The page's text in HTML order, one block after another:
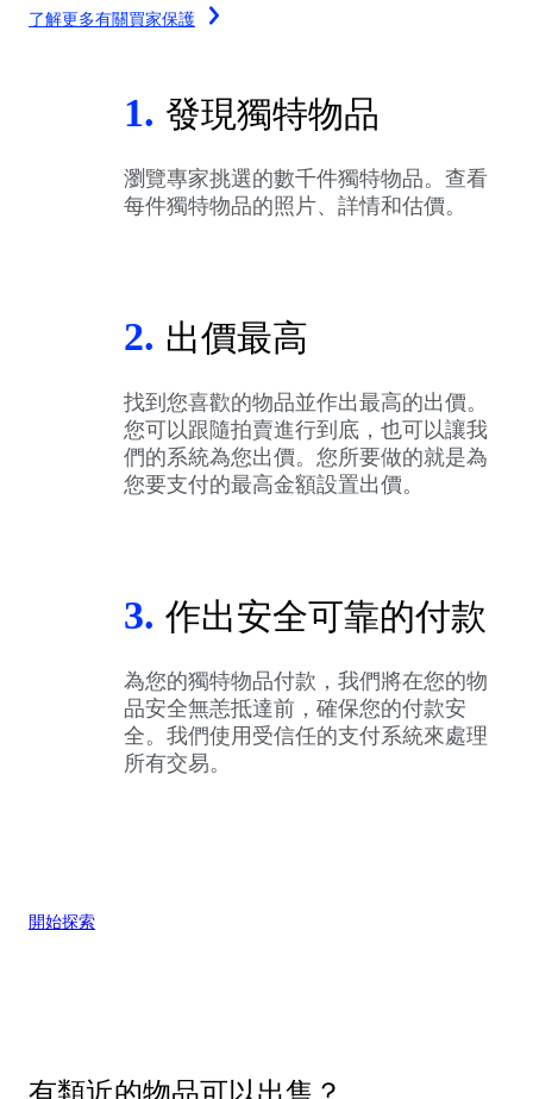
了解更多有關買家保護
1. 發現獨特物品
瀏覽專家挑選的數千件獨特物品。查看
每件獨特物品的照片、詳情和估價。
2. 出價最高
找到您喜歡的物品並作出最高的出價。
您可以跟隨拍賣進行到底，也可以讓我
們的系統為您出價。您所要做的就是為
您要支付的最高金額設置出價。
3. 作出安全可靠的付款
為您的獨特物品付款，我們將在您的物
品安全無恙抵達前，確保您的付款安
全。我們使用受信任的支付系統來處理
所有交易。
開始探索
有類近的物品可以出售？